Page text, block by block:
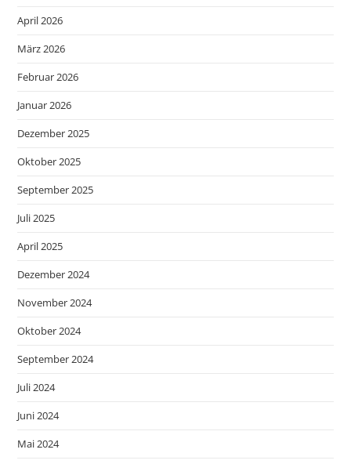
April 2026
März 2026
Februar 2026
Januar 2026
Dezember 2025
Oktober 2025
September 2025
Juli 2025
April 2025
Dezember 2024
November 2024
Oktober 2024
September 2024
Juli 2024
Juni 2024
Mai 2024